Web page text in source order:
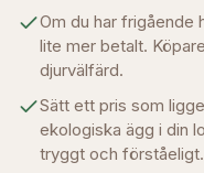
Om du har frigående
lite mer betalt.
djurvälfärd.
Sätt ett pris som
ekologiska ägg i din
tryggt och förståeligt.